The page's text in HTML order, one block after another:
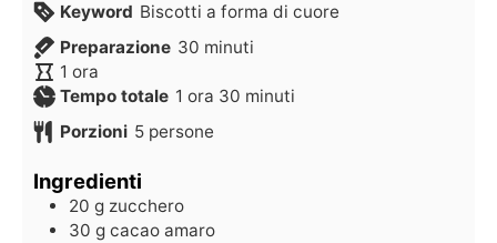
Keyword Biscotti a forma di cuore
Preparazione 30 minuti
1 ora
Tempo totale 1 ora 30 minuti
Porzioni 5 persone
Ingredienti
20 g zucchero
30 g cacao amaro